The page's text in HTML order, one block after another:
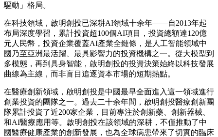
驅動」格局。
在科技領域，啟明創投已深耕AI領域十余年——自2013年起
布局深度學習，累計投資超100個AI項目，投資總額達120億
元人民幣，投資企業覆蓋AI產業全鏈條，是人工智能領域中
國乃至亞洲最活躍、最具影響力的投資機構之一。從大模型到
多模態，再到具身智能，啟明創投的投資決策始終以科技發展
曲線為主線，而非盲目追逐資本市場的短期熱點。
在醫療創新領域，啟明創投是中國最早全面進入這一領域進行
創業投資的團隊之一。過去二十余年間，啟明創投醫療創新團
隊累計投資了近200家企業，目前專注於創新藥、創新器械、
和AI醫療應用等。啟明創投在該領域的深耕，不僅推動了中
國醫療健康產業的創新發展，也為全球病患帶來了切實的臨床